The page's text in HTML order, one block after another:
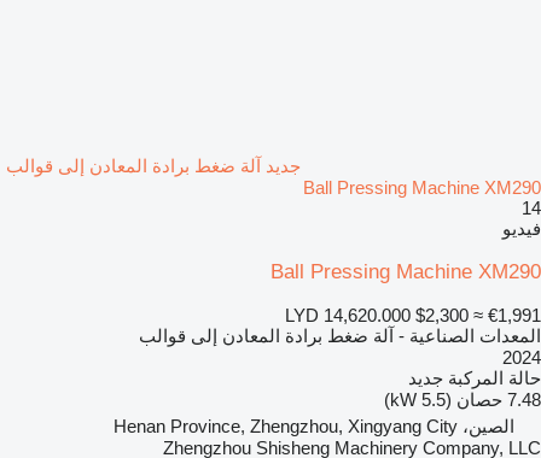
جديد آلة ضغط برادة المعادن إلى قوالب
Ball Pressing Machine XM290
14
فيديو
Ball Pressing Machine XM290
LYD 14,620.000 $2,300 ≈ €1,991
المعدات الصناعية - آلة ضغط برادة المعادن إلى قوالب
2024
حالة المركبة جديد
7.48 حصان (5.5 kW)
الصين، Henan Province, Zhengzhou, Xingyang City
Zhengzhou Shisheng Machinery Company, LLC